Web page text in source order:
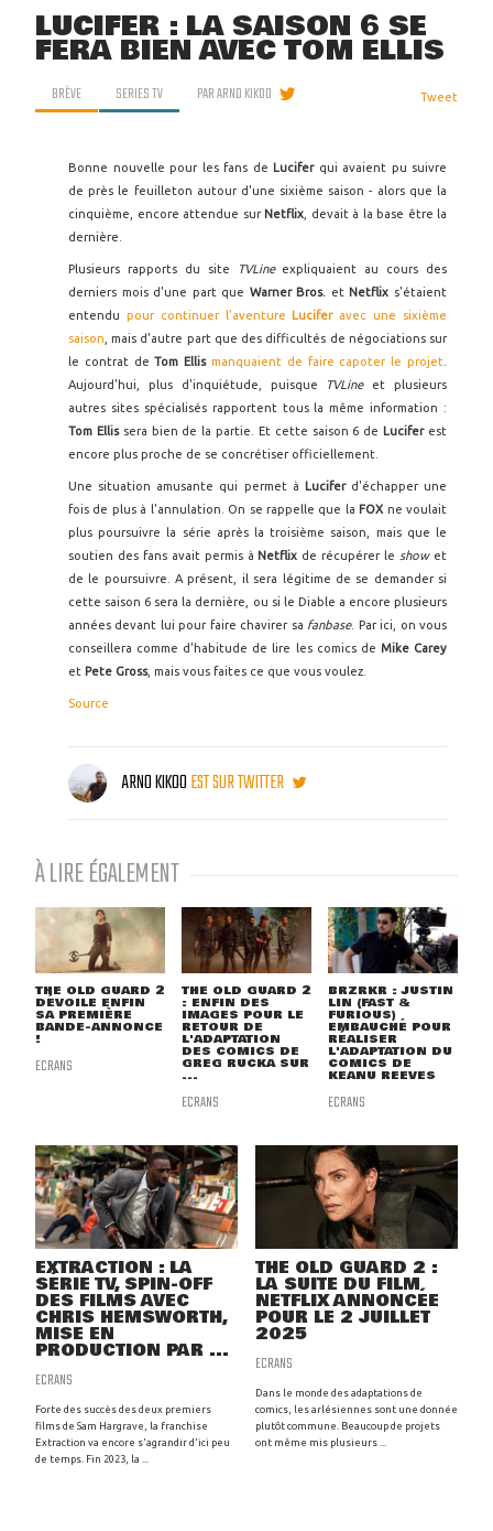
LUCIFER : LA SAISON 6 SE
FERA BIEN AVEC TOM ELLIS
BRÈVE SERIES TV PARARNO KIKOO Tweet
Bonne nouvelle pour les fans de Luciferqui avaient pu suivre
de près le feuilleton autour d'une sixième saison - alors que la
cinquième, encore attendue sur Netflix , devait à la base être la
dernière.
Plusieurs rapports du site TVLine expliquaient au cours des
derniers mois d'une part que Warner Bros. et Netflix s'étaient
entendu pour continuer l'aventure Lucifer avec une sixième
saison , mais d'autre part que des difficultés de négociations sur
le contrat deTom Ellismanquaient de faire capoter le projet
Aujourd'hui, plus d'inquiétude, puisque
TVLineet plusieurs
autres sites spécialisés rapportent tous la même information :
Tom Ellis sera bien de la partie. Et cette saison 6 de Lucifer est
encore plus proche de se concrétiser officiellement.
Une situation amusante qui permet à Lucifer d'échapper une
fois de plus à l'annulation. On se rappelle que la FOX ne voulait
plus poursuivre la série après la troisième saison, mais que le
soutien des fans avait permis à Netflix de récupérer le show et
de le poursuivre. A présent, il sera légitime de se demander si
cette saison 6 sera la dernière, ou si le Diable a encore plusieurs
années devant lui pour faire chavirer sa fanbase. Par ici, on vous
conseillera comme d'habitude de lire les comics de Mike Carey
et Pete Gross, mais vous faites ce que vous voulez.
Source
ARNO KIKOOEST SUR TWITTER
À LIRE ÉGALEMENT
THE OLD GUARD 2
DÉVOILE ENFIN
SA PREMIÈRE
BANDE-ANNONCE
!
ECRANS
THE OLD GUARD 2
: ENFIN DES
IMAGES POUR LE
RETOUR DE
L'ADAPTATION
DES COMICS DE
GREG RUCKA SUR
...
ECRANS
BRZRKR : JUSTIN
LIN (FAST &
FURIOUS)
EMBAUCHÉ POUR
RÉALISER
L'ADAPTATION DU
COMICS DE
KEANU REEVES
ECRANS
EXTRACTION : LA
SÉRIE TV, SPIN-OFF
DES FILMS AVEC
CHRIS HEMSWORTH,
MISE EN
PRODUCTION PAR ...
ECRANS
Forte des succès des deux premiers
films de Sam Hargrave, la franchise
Extraction va encore s'agrandir d'ici peu
de temps. Fin 2023, la ...
THE OLD GUARD 2 :
LA SUITE DU FILM
NETFLIX ANNONCÉE
POUR LE 2 JUILLET
2025
ECRANS
Dans le monde des adaptations de
comics, les arlésiennes sont une donnée
plutôt commune. Beaucoup de projets
ont même mis plusieurs ...